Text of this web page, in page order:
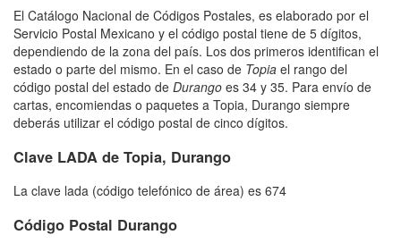
El Catálogo Nacional de Códigos Postales, es elaborado por el
Servicio Postal Mexicano y el código postal tiene de 5 dígitos,
dependiendo de la zona del país. Los dos primeros identifican el
estado o parte del mismo. En el caso de Topia el rango del
código postal del estado de Durango es 34 y 35. Para envío de
cartas, encomiendas o paquetes a Topia, Durango siempre
deberás utilizar el código postal de cinco dígitos.
Clave LADA de Topia, Durango
La clave lada (código telefónico de área) es 674
Código Postal Durango